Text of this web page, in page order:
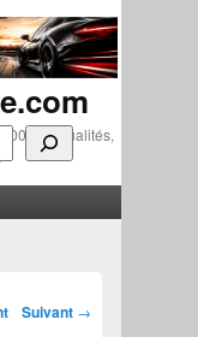
• Actualités,
articles
Suivant →